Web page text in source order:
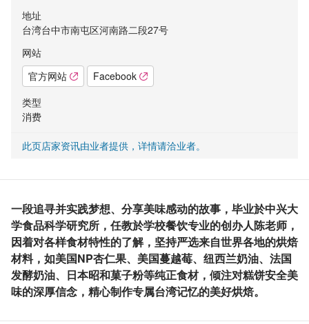
地址
台湾台中市南屯区河南路二段27号
网站
官方网站
Facebook
类型
消费
此页店家资讯由业者提供，详情请洽业者。
一段追寻并实践梦想、分享美味感动的故事，毕业於中兴大
学食品科学研究所，任教於学校餐饮专业的创办人陈老师，
因着对各样食材特性的了解，坚持严选来自世界各地的烘焙
材料，如美国NP杏仁果、美国蔓越莓、纽西兰奶油、法国
发酵奶油、日本昭和菓子粉等纯正食材，倾注对糕饼安全美
味的深厚信念，精心制作专属台湾记忆的美好烘焙。